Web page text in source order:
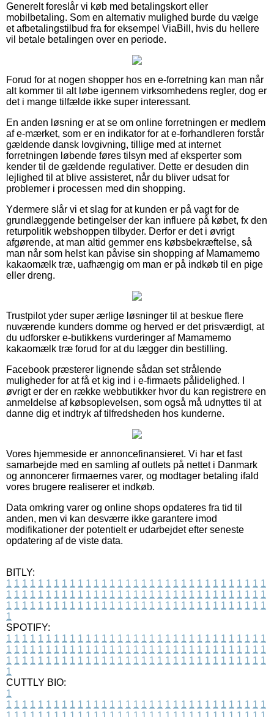
Generelt foreslår vi køb med betalingskort eller
mobilbetaling. Som en alternativ mulighed burde du vælge
et afbetalingstilbud fra for eksempel ViaBill, hvis du hellere
vil betale betalingen over en periode.
Forud for at nogen shopper hos en e-forretning kan man når
alt kommer til alt løbe igennem virksomhedens regler, dog er
det i mange tilfælde ikke super interessant.
En anden løsning er at se om online forretningen er medlem
af e-mærket, som er en indikator for at e-forhandleren forstår
gældende dansk lovgivning, tillige med at internet
forretningen løbende føres tilsyn med af eksperter som
kender til de gældende regulativer. Dette er desuden din
lejlighed til at blive assisteret, når du bliver udsat for
problemer i processen med din shopping.
Ydermere slår vi et slag for at kunden er på vagt for de
grundlæggende betingelser der kan influere på købet, fx den
returpolitik webshoppen tilbyder. Derfor er det i øvrigt
afgørende, at man altid gemmer ens købsbekræftelse, så
man når som helst kan påvise sin shopping af Mamamemo
kakaomælk træ, uafhængig om man er på indkøb til en pige
eller dreng.
Trustpilot yder super ærlige løsninger til at beskue flere
nuværende kunders domme og herved er det prisværdigt, at
du udforsker e-butikkens vurderinger af Mamamemo
kakaomælk træ forud for at du lægger din bestilling.
Facebook præsterer lignende sådan set strålende
muligheder for at få et kig ind i e-firmaets pålidelighed. I
øvrigt er der en række webbutikker hvor du kan registrere en
anmeldelse af købsoplevelsen, som også må udnyttes til at
danne dig et indtryk af tilfredsheden hos kunderne.
Vores hjemmeside er annoncefinansieret. Vi har et fast
samarbejde med en samling af outlets på nettet i Danmark
og annoncerer firmaernes varer, og modtager betaling ifald
vores brugere realiserer et indkøb.
Data omkring varer og online shops opdateres fra tid til
anden, men vi kan desværre ikke garantere imod
modifikationer der potentielt er udarbejdet efter seneste
opdatering af de viste data.
BITLY:
1 1 1 1 1 1 1 1 1 1 1 1 1 1 1 1 1 1 1 1 1 1 1 1 1 1 1 1 1 1 1 1 1
1 1 1 1 1 1 1 1 1 1 1 1 1 1 1 1 1 1 1 1 1 1 1 1 1 1 1 1 1 1 1 1 1
1 1 1 1 1 1 1 1 1 1 1 1 1 1 1 1 1 1 1 1 1 1 1 1 1 1 1 1 1 1 1 1 1
1
SPOTIFY:
1 1 1 1 1 1 1 1 1 1 1 1 1 1 1 1 1 1 1 1 1 1 1 1 1 1 1 1 1 1 1 1 1
1 1 1 1 1 1 1 1 1 1 1 1 1 1 1 1 1 1 1 1 1 1 1 1 1 1 1 1 1 1 1 1 1
1 1 1 1 1 1 1 1 1 1 1 1 1 1 1 1 1 1 1 1 1 1 1 1 1 1 1 1 1 1 1 1 1
1
CUTTLY BIO:
1
1 1 1 1 1 1 1 1 1 1 1 1 1 1 1 1 1 1 1 1 1 1 1 1 1 1 1 1 1 1 1 1 1